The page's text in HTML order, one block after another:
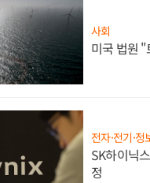
사회
미국 법원
전자·전기·정
SK하이닉
정